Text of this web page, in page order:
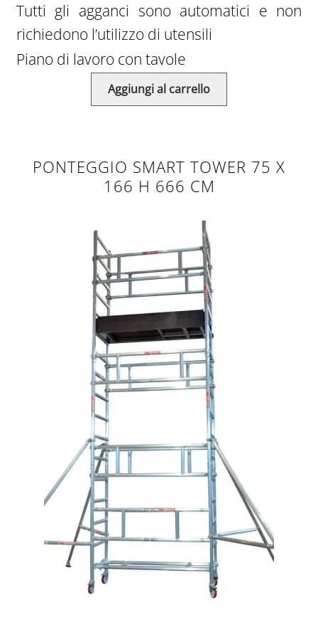
Tutti gli agganci sono automatici e non
richiedono l’utilizzo di utensili
Piano di lavoro con tavole
Aggiungi al carrello
PONTEGGIO SMART TOWER 75 X
166 H 666 CM